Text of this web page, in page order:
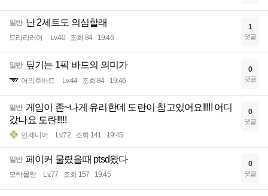
일반 난 2세트도 의심할래
드라라러어 Lv.40 조회 84 19:46
1
댓글
일반 딮기는 1픽 바드의 의미가
어익후바드 Lv.44 조회 84 19:46
0
댓글
일반 게임이 존~나게 유리한데 도란이 참고있어요!!!!! 어디
갔나요 도란!!!!!
인제니어 Lv.72 조회 141 19:45
0
댓글
일반 페이커 물렸을때 ptsd왔다
모락몰랑 Lv.77 조회 157 19:45
0
댓글